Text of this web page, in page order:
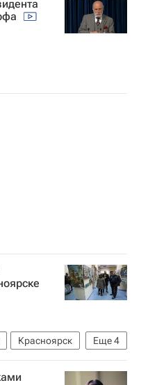
Еще4
Красноярск
ФО